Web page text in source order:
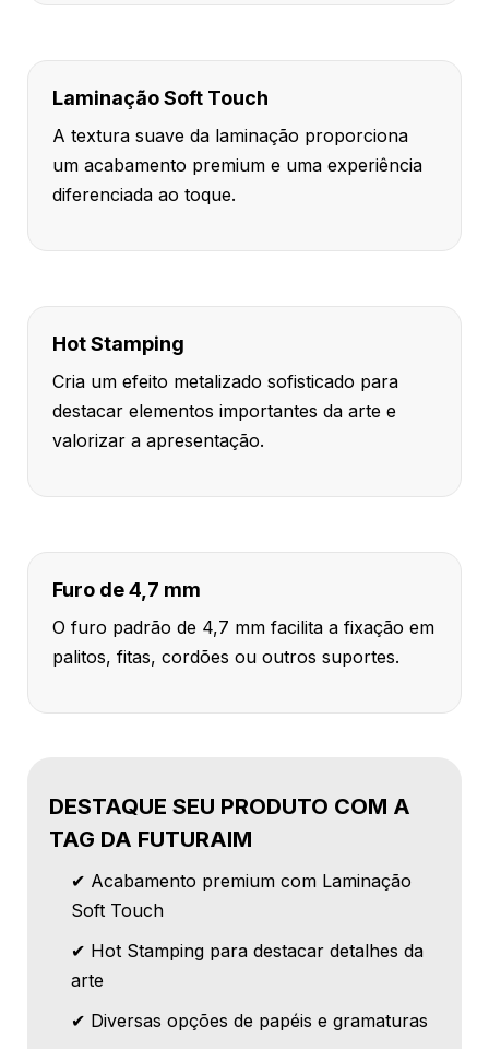
Laminação Soft Touch
A textura suave da laminação proporciona
um acabamento premium e uma experiência
diferenciada ao toque.
Hot Stamping
Cria um efeito metalizado sofisticado para
destacar elementos importantes da arte e
valorizar a apresentação.
Furo de 4,7 mm
O furo padrão de 4,7 mm facilita a fixação em
palitos, fitas, cordões ou outros suportes.
DESTAQUE SEU PRODUTO COM A
TAG DA FUTURAIM
✔ Acabamento premium com Laminação
Soft Touch
✔ Hot Stamping para destacar detalhes da
arte
✔ Diversas opções de papéis e gramaturas